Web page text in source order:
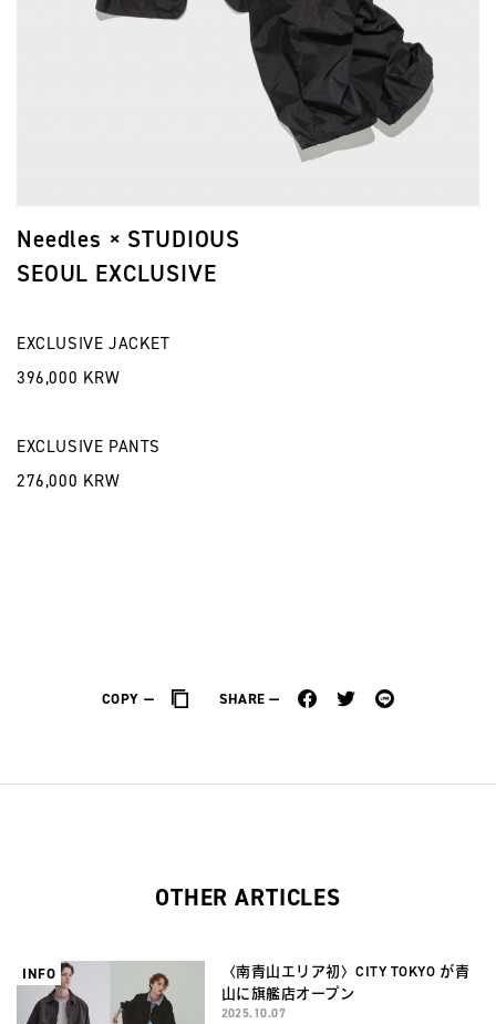
Needles × STUDIOUS
SEOUL EXCLUSIVE
EXCLUSIVE JACKET
396,000 KRW
EXCLUSIVE PANTS
276,000 KRW
COPY SHARE
OTHER ARTICLES
INFO
〈南青山エリア初〉CITY TOKYO が青
山に旗艦店オープン
2025.10.07